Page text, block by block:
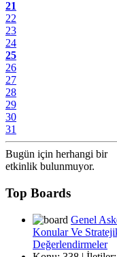
21
22
23
24
25
26
27
28
29
30
31
Bugün için herhangi bir
etkinlik bulunmuyor.
Top Boards
Genel
Konular Ve
Değerlendirmeler